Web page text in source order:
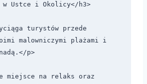
w Ustce i Okolicy</h3>
turystów przede
malowniczymi plażami i
p>
miejsce na relaks oraz